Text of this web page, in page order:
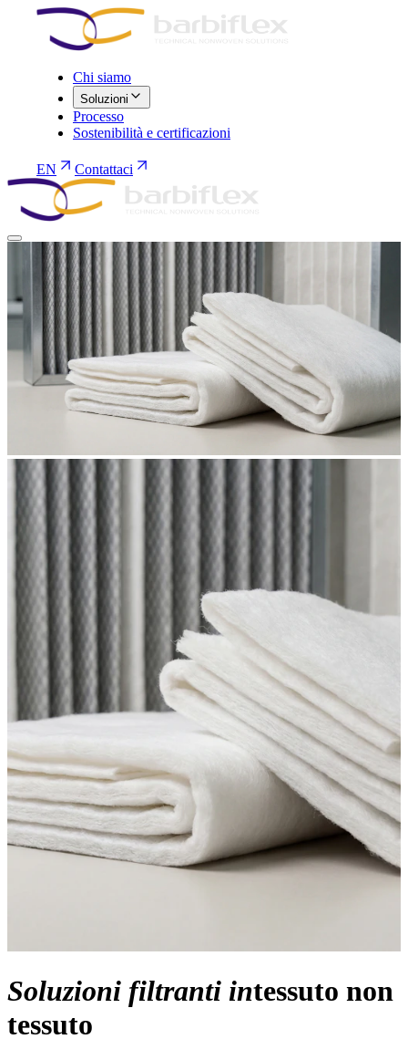
Chi siamo
Soluzioni
Processo
Sostenibilità e certificazioni
EN Contattaci
Soluzioni filtranti intessuto non
tessuto